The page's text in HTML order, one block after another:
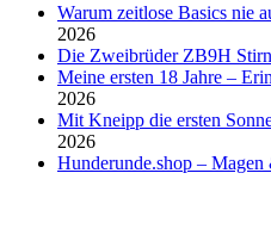
Warum zeitlose Basics nie
2026
Die Zweibrüder ZB9H
Meine ersten 18 Jahre –
2026
Mit Kneipp die ersten
2026
Hunderunde.shop – Magen